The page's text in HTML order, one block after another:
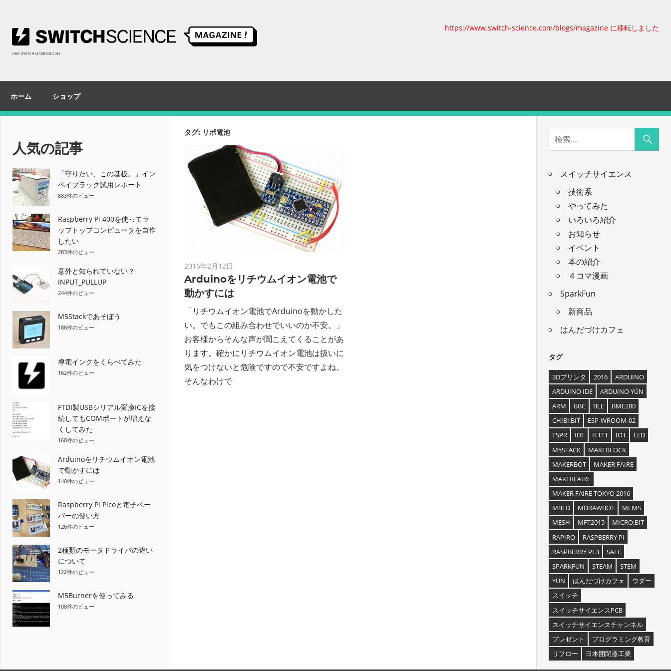
ッ
ッ
チ
イ
エ
ン
マ
ガ
ジ
ン
https://www.switch-science.com/blogs/magazine に移転しました
ホーム ショップ
タグ: リポ電池
2016年2月12日
Arduinoをリチウムイオン電池で
動かすには
「リチウムイオン電池でArduinoを動かした
い。でもこの組み合わせでいいのか不安。」
お客様からそんな声が聞こえてくることがあ
ります。確かにリチウムイオン電池は扱いに
気をつけないと危険ですので不安ですよね。
そんなわけで
人気の記事
「守りたい、この基板。」イン
ペイブラック試用レポート
883件のビュー
Raspberry Pi 400を使ってラ
ップトップコンピュータを自作
したい
283件のビュー
意外と知られていない？
INPUT_PULLUP
244件のビュー
M5Stackであそぼう
188件のビュー
導電インクをくらべてみた
162件のビュー
FTDI製USBシリアル変換ICを接
続してもCOMポートが増えな
くしてみた
160件のビュー
Arduinoをリチウムイオン電池
で動かすには
140件のビュー
Raspberry Pi Picoと電子ペー
パーの使い方
126件のビュー
2種類のモータドライバの違い
について
122件のビュー
M5Burnerを使ってみる
108件のビュー
スイッチサイエンス
技術系
やってみた
いろいろ紹介
お知らせ
イベント
本の紹介
４コマ漫画
SparkFun
新商品
はんだづけカフェ
タグ
3Dプリンタ 2016
ARDUINO
ARDUINO IDE
ARDUINO YÚN
ARM
BBC BLE
BME280
CHIBI:BIT
ESP-WROOM-02
ESPR
IDE IFTTT IOT
LED
M5STACK
MAKEBLOCK
MAKERBOT
MAKER FAIRE
MAKERFAIRE
MAKER FAIRE TOKYO 2016
MBED
MDRAWBOT
MEMS
MESH
MFT2015
MICRO:BIT
RAPIRO
RASPBERRY PI
RASPBERRY PI 3
SALE
SPARKFUN
STEAM
STEM
YUN
はんだづけカフェ
ウダー
スイッチ
スイッチサイエンスPCB
スイッチサイエンスチャンネル
プレゼント
プログラミング教育
リフロー
日本開閉器工業